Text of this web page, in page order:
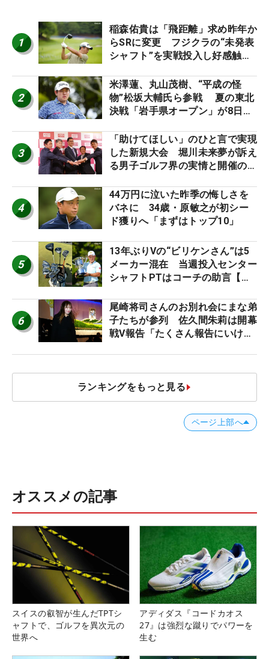
1
稲森佑貴は「飛距離」求め昨年か
らSRに変更 フジクラの“未発表
シャフト”を実戦投入し好感触
ーのヒトネタ！】
2
米澤蓮、丸山茂樹、“平成の怪
物”松坂大輔氏ら参戦 夏の東北
決戦「岩手県オープン」が8日開
3
「助けてほしい」のひと言で実現
した新規大会 堀川未来夢が訴え
る男子ゴルフ界の実情と開催の舞
4
44万円に泣いた昨季の悔しさを
バネに 34歳・原敏之が初シー
ド獲りへ「まずはトップ10」
5
13年ぶりVの“ビリケンさん”は5
メーカー混在 当週投入センター
シャフトPTはコーチの助言【勝
6
尾崎将司さんのお別れ会にまな弟
子たちが参列 佐久間朱莉は開幕
戦V報告「たくさん報告にいける
ランキングをもっと見る
ページ上部へ
オススメの記事
スイスの叡智が生んだTPTシ
ャフトで、ゴルフを異次元の
世界へ
アディダス『コードカオス
27』は強烈な蹴りでパワーを
生む